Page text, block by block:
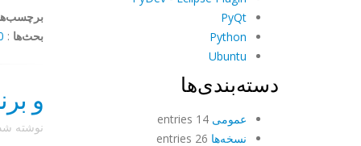
بحث‌ها :
و
نوشته
PyQt
Python
Ubuntu
دسته‌بندی‌ها
عمومی
نسخه‌ها